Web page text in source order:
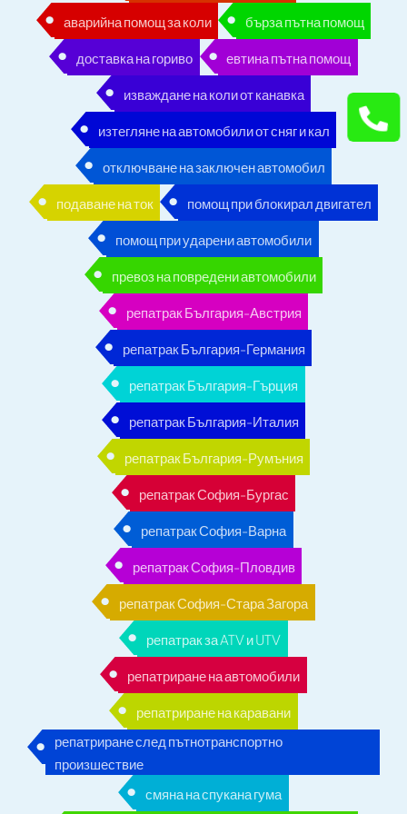
аварийна помощ за коли бърза пътна помощ
доставка на гориво евтина пътна помощ
изваждане на коли от канавка
изтегляне на автомобили от сняг и кал
отключване на заключен автомобил
подаване на ток помощ при блокирал двигател
помощ при ударени автомобили
превоз на повредени автомобили
репатрак България-Австрия
репатрак България-Германия
репатрак България-Гърция
репатрак България-Италия
репатрак България-Румъния
репатрак София-Бургас
репатрак София-Варна
репатрак София-Пловдив
репатрак София-Стара Загора
репатрак за ATV и UTV
репатриране на автомобили
репатриране на каравани
репатриране след пътнотранспортно
произшествие
смяна на спукана гума